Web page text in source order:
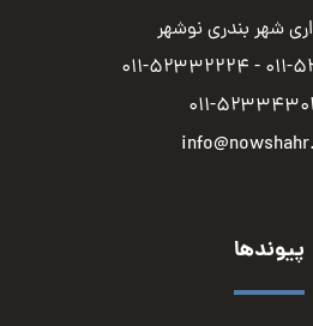
شهر بندری نوشهر
۵۲۳۳۲۲۲۴
۵۲۳۳۴۳۰۲
پیوندها